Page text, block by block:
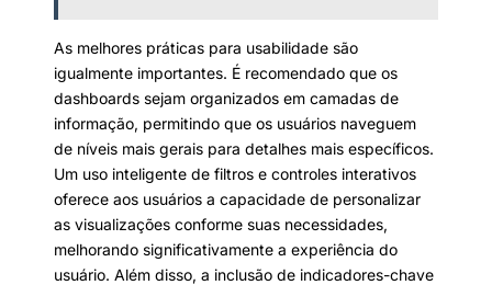
As melhores práticas para usabilidade são
igualmente importantes. É recomendado que os
dashboards sejam organizados em camadas de
informação, permitindo que os usuários naveguem
de níveis mais gerais para detalhes mais específicos.
Um uso inteligente de filtros e controles interativos
oferece aos usuários a capacidade de personalizar
as visualizações conforme suas necessidades,
melhorando significativamente a experiência do
usuário. Além disso, a inclusão de indicadores-chave